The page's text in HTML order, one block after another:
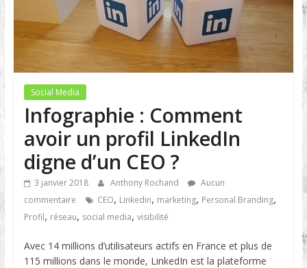
Social Media
Infographie : Comment
avoir un profil LinkedIn
digne d’un CEO ?
3 janvier 2018 Anthony Rochand
Aucun
commentaire
CEO, Linkedin, marketing, Personal Branding,
Profil, réseau, social media, visibilité
Avec 14 millions d’utilisateurs actifs en France et plus de
115 millions dans le monde, LinkedIn est la plateforme